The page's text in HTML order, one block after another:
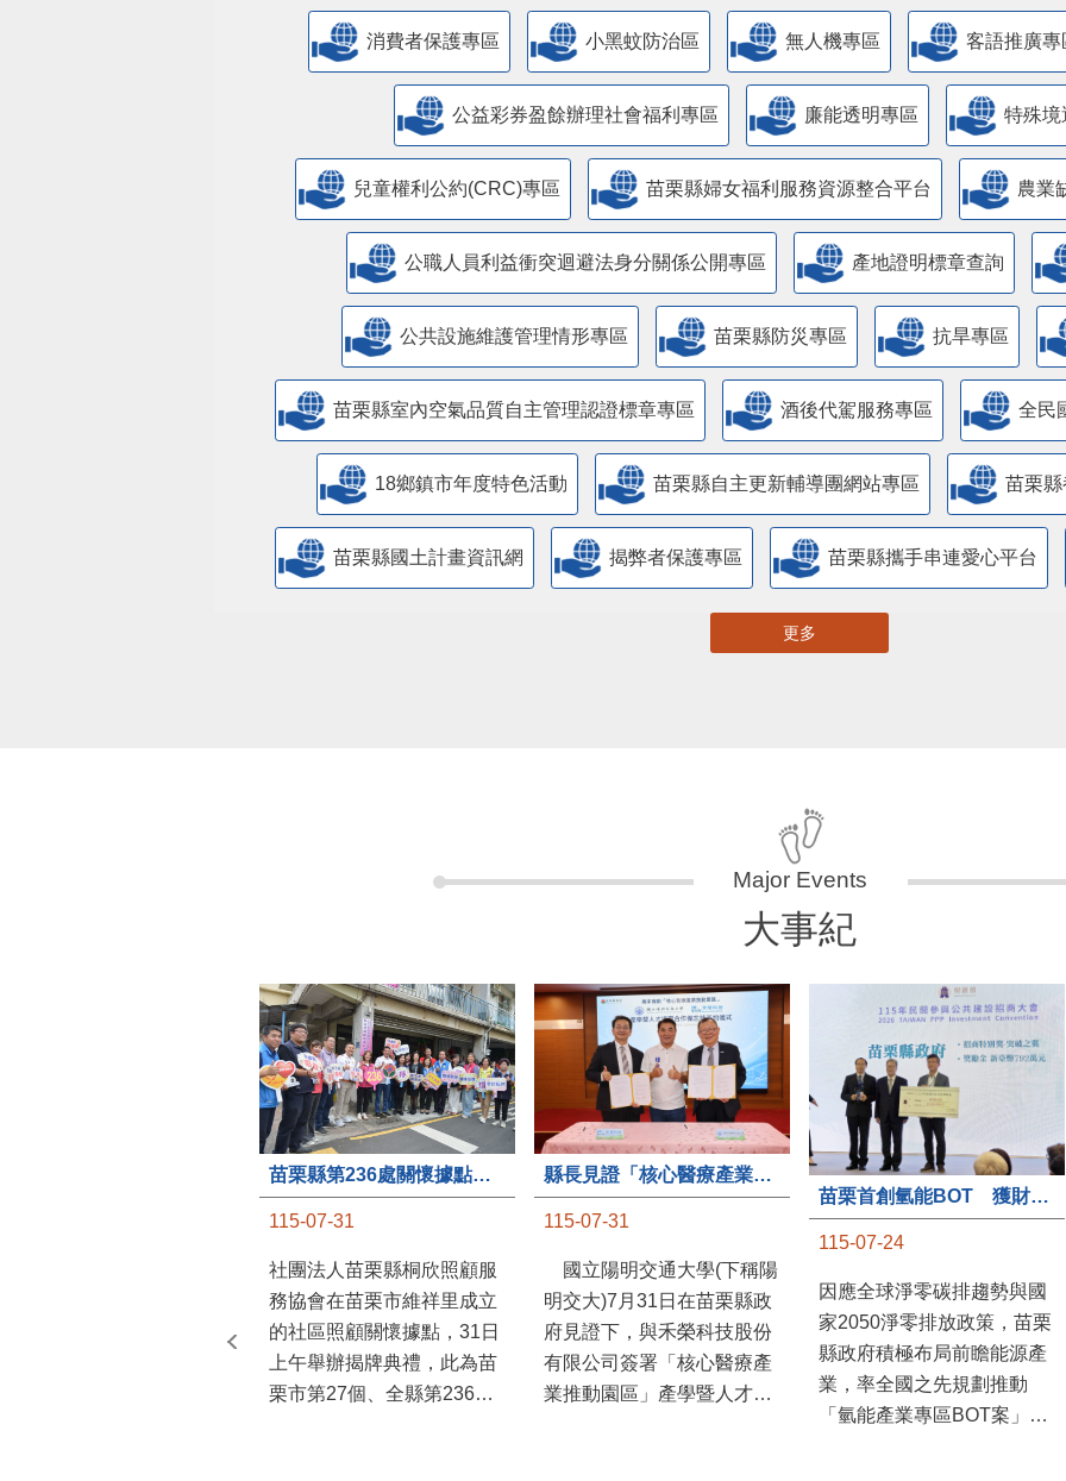
消費者保護專區 小黑蚊防治區 無人機專區 客語推廣專
公益彩券盈餘辦理社會福利專區 廉能透明專區 特殊境
兒童權利公約(CRC)專區 苗栗縣婦女福利服務資源整合平台 農業
公職人員利益衝突迴避法身分關係公開專區 產地證明標章查詢
​公共設施維護管理情形專區 苗栗縣防災專區 抗旱專區
苗栗縣室內空氣品質自主管理認證標章專區 酒後代駕服務專區 全民
18鄉鎮市年度特色活動 苗栗縣自主更新輔導團網站專區 苗栗
苗栗縣國土計畫資訊網 揭弊者保護專區 苗栗縣攜手串連愛心平台
更多
大事紀
苗栗縣第236處關懷據點在苗栗市維祥里揭牌
115-07-31
社團法人苗栗縣桐欣照顧服
務協會在苗栗市維祥里成立
的社區照顧關懷據點，31日
上午舉辦揭牌典禮，此為苗
栗市第27個、全縣第236處
115-07-31
國立陽明交通大學(下稱陽
明交大)7月31日在苗栗縣政
府見證下，與禾榮科技股份
有限公司簽署「核心醫療產
業推動園區」產學暨人才培
苗栗首創氫能BOT 獲財政部「突破之翼」肯定
115-07-24
因應全球淨零碳排趨勢與國
家2050淨零排放政策，苗栗
縣政府積極布局前瞻能源產
業，率全國之先規劃推動
「氫能產業專區BOT案」，